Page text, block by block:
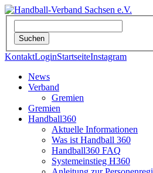
KontaktLoginStartseiteInstagram
News
Verband
Gremien
Gremien
Handball360
Aktuelle Informationen
Was ist Handball 360
Handball360 FAQ
Systemeinstieg H360